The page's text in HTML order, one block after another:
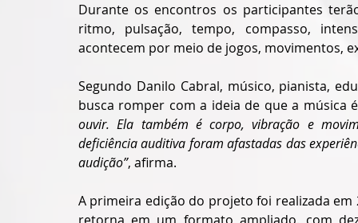
Durante os encontros os participantes
ritmo, pulsação, tempo, compasso,
acontecem por meio de jogos, movimentos,
Segundo Danilo Cabral, músico, pianista,
busca romper com a ideia de que a música
ouvir. Ela também é corpo, vibração e
deficiência auditiva foram afastadas das
audição”, afirma.
A primeira edição do projeto foi realizada